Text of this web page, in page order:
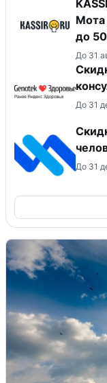
Мота
до
До 31
До 31
До 31